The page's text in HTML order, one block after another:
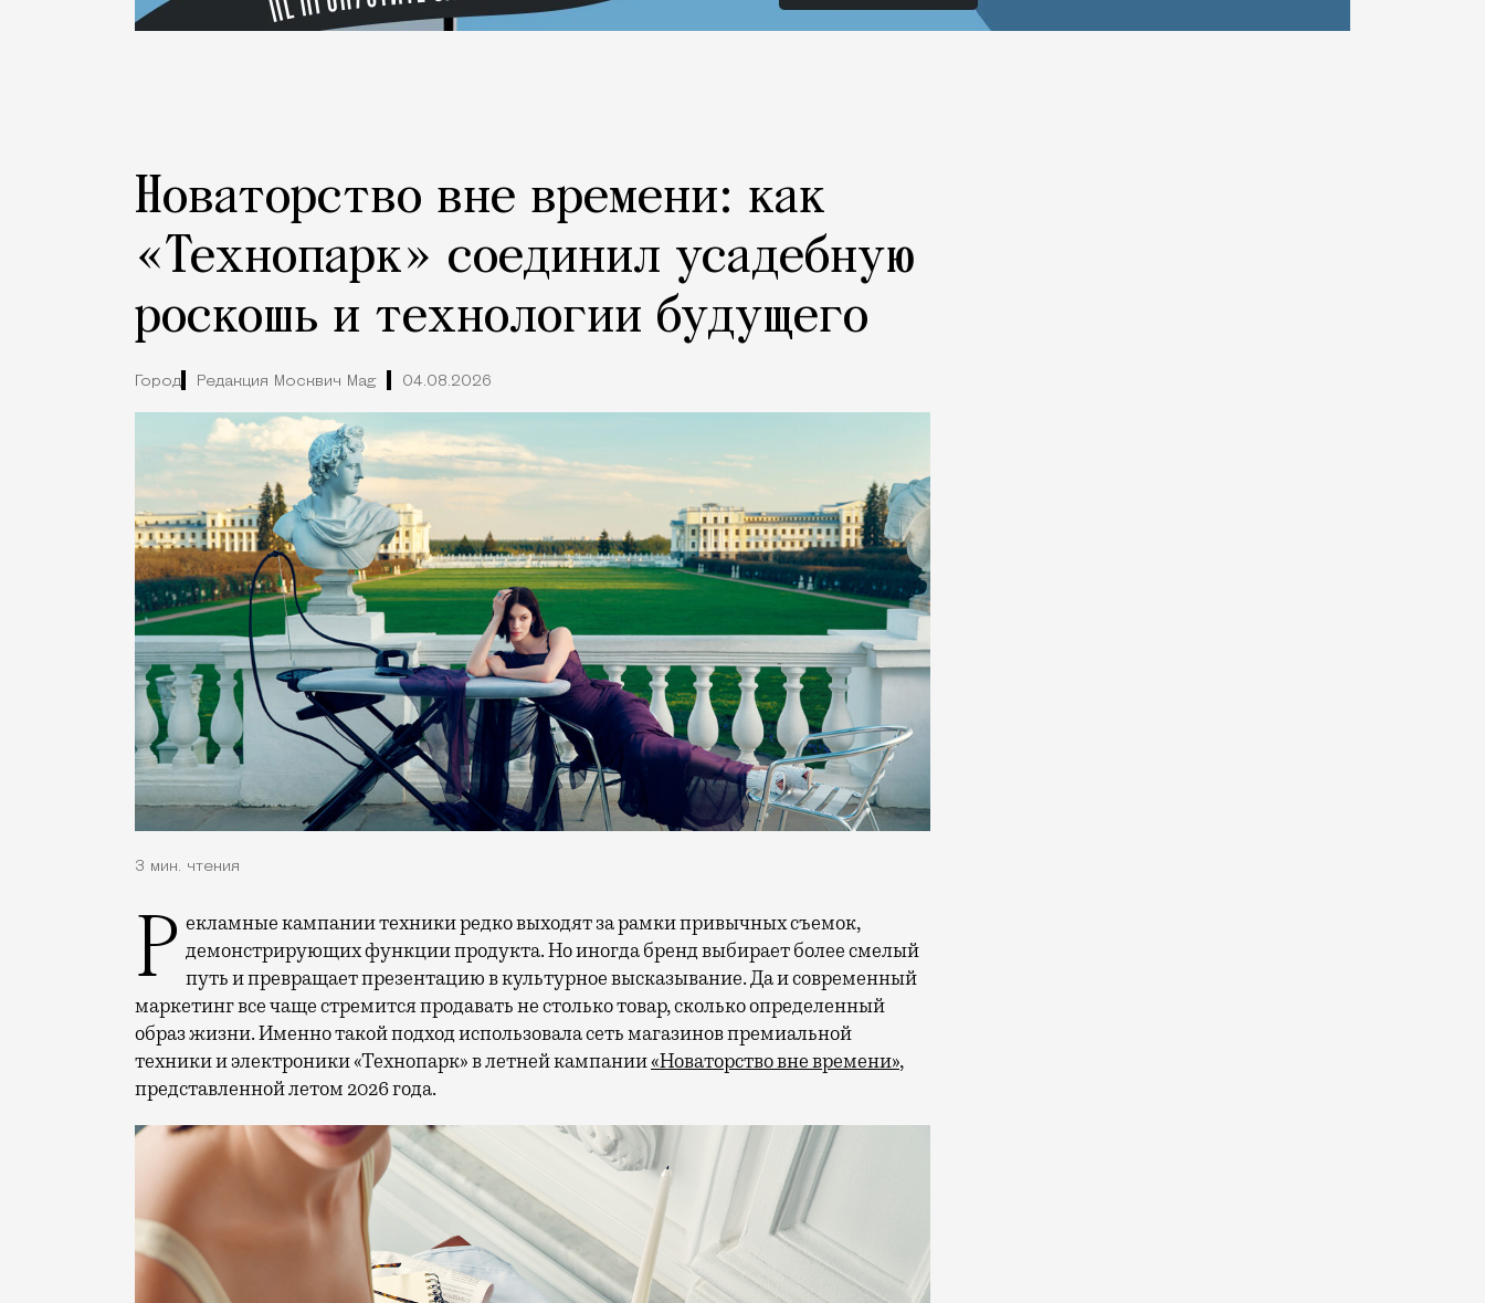
Новаторство вне времени: как
«Технопарк» соединил усадебную
роскошь и технологии будущего
Город Редакция Москвич Mag 04.08.2026
3 мин. чтения
Рекламные кампании техники редко выходят за рамки привычных съемок, демонстрирующих функции продукта. Но иногда бренд выбирает более смелый
путь и превращает презентацию в культурное высказывание. Да и современный
маркетинг все чаще стремится продавать не столько товар, сколько определенный
образ жизни. Именно такой подход использовала сеть магазинов премиальной
техники и электроники «Технопарк» в летней кампании«Новаторство вне времени»,
представленной летом 2026 года.